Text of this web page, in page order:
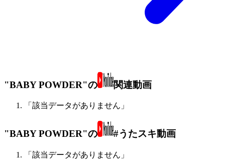
"BABY POWDER"の 関連動画
「該当データがありません」
"BABY POWDER"の #うたスキ動画
「該当データがありません」